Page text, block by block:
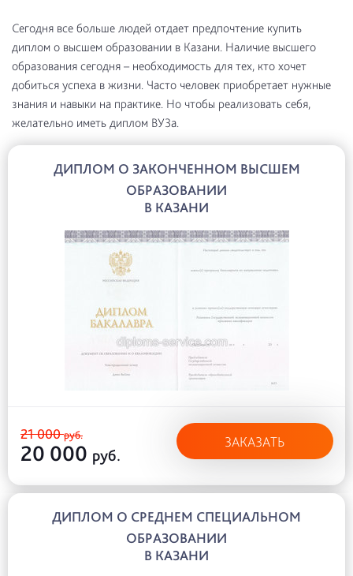
Сегодня все больше людей отдает предпочтение купить
диплом о высшем образовании в Казани. Наличие высшего
образования сегодня – необходимость для тех, кто хочет
добиться успеха в жизни. Часто человек приобретает нужные
знания и навыки на практике. Но чтобы реализовать себя,
желательно иметь диплом ВУЗа.
ДИПЛОМ О ЗАКОНЧЕННОМ ВЫСШЕМ
ОБРАЗОВАНИИ
В КАЗАНИ
21 000руб.
20 000 руб.
ЗАКАЗАТЬ
ДИПЛОМ О СРЕДНЕМ СПЕЦИАЛЬНОМ
ОБРАЗОВАНИИ
В КАЗАНИ